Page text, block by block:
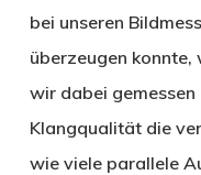
bei unseren
überzeugen
wir dabei
Klangqualität die
wie viele parallele